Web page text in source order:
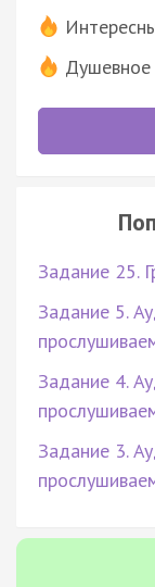
Душевное
Задание 25.
Задание 5.
Задание 4.
Задание 3.